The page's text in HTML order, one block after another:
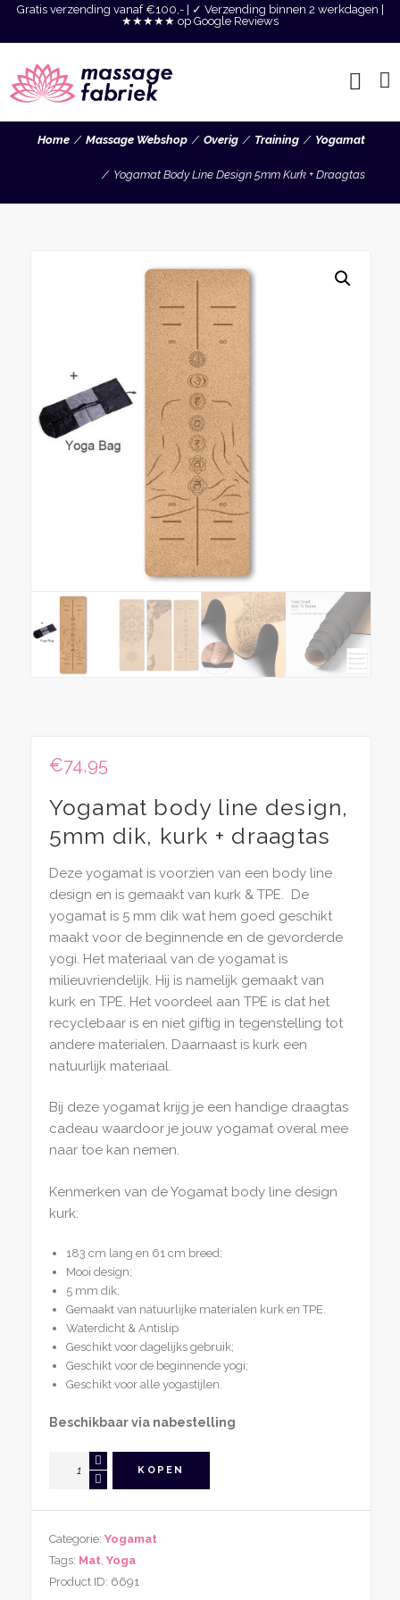
Gratis verzending vanaf €100,- | ✓ Verzending binnen 2 werkdagen |
★★★★★ op Google Reviews
Home Massage Webshop Overig Training Yogamat
Yogamat Body Line Design 5mm Kurk + Draagtas
€74,95
Yogamat body line design,
5mm dik, kurk + draagtas
Deze yogamat is voorzien van een body line
design en is gemaakt van kurk & TPE. De
yogamat is 5 mm dik wat hem goed geschikt
maakt voor de beginnende en de gevorderde
yogi. Het materiaal van de yogamat is
milieuvriendelijk. Hij is namelijk gemaakt van
kurk en TPE. Het voordeel aan TPE is dat het
recyclebaar is en niet giftig in tegenstelling tot
andere materialen. Daarnaast is kurk een
natuurlijk materiaal.
Bij deze yogamat krijg je een handige draagtas
cadeau waardoor je jouw yogamat overal mee
naar toe kan nemen.
Kenmerken van de Yogamat body line design
kurk:
183 cm lang en 61 cm breed;
Mooi design;
5 mm dik;
Gemaakt van natuurlijke materialen kurk en TPE.
Waterdicht & Antislip
Geschikt voor dagelijks gebruik;
Geschikt voor de beginnende yogi;
Geschikt voor alle yogastijlen.
Beschikbaar via nabestelling
5mm
Kurk
+
KOPEN
Categorie: Yogamat
Tags: Mat, Yoga
Product ID: 6691